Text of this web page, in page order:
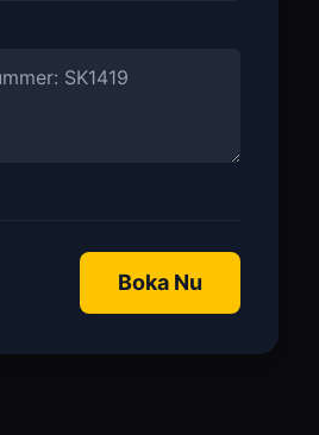
Boka Nu